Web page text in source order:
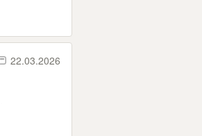
22.03.2026